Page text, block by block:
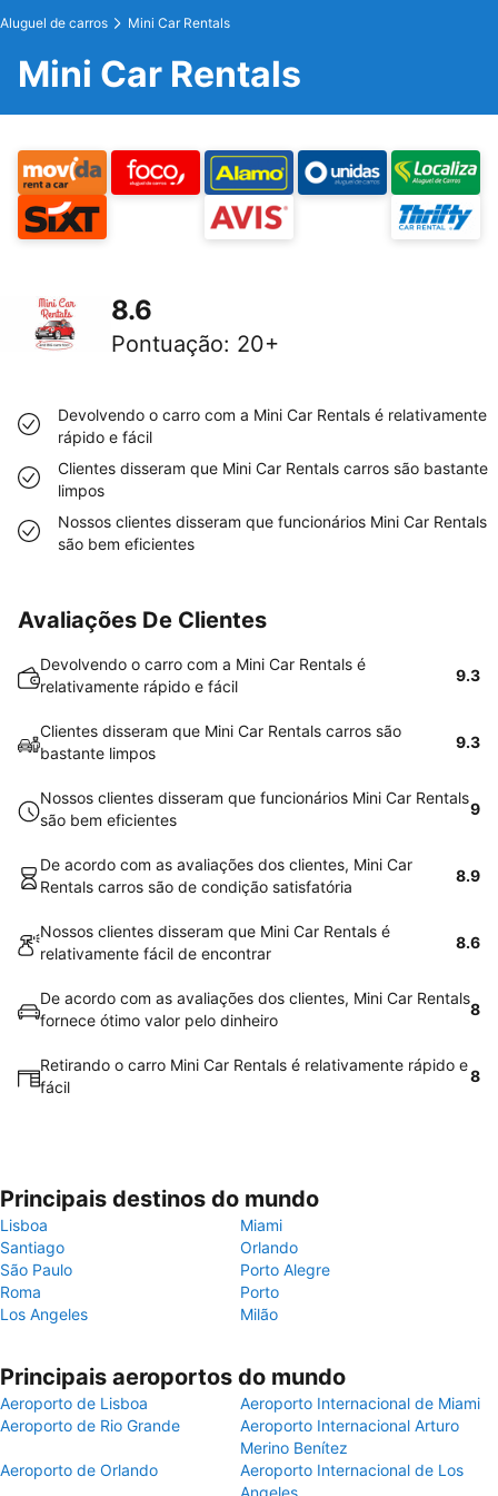
Aluguel de carros Mini Car Rentals
Mini Car Rentals
8.6
Pontuação: 20+
Devolvendo o carro com a Mini Car Rentals é relativamente
rápido e fácil
Clientes disseram que Mini Car Rentals carros são bastante
limpos
Nossos clientes disseram que funcionários Mini Car Rentals
são bem eficientes
Avaliações De Clientes
Devolvendo o carro com a Mini Car Rentals é
relativamente rápido e fácil
9.3
Clientes disseram que Mini Car Rentals carros são
bastante limpos
9.3
Nossos clientes disseram que funcionários Mini Car Rentals
são bem eficientes
9
De acordo com as avaliações dos clientes, Mini Car
Rentals carros são de condição satisfatória
8.9
Nossos clientes disseram que Mini Car Rentals é
relativamente fácil de encontrar
8.6
De acordo com as avaliações dos clientes, Mini Car Rentals
fornece ótimo valor pelo dinheiro
8
Retirando o carro Mini Car Rentals é relativamente rápido e
fácil
8
Principais destinos do mundo
Lisboa
Miami
Santiago
Orlando
São Paulo
Porto Alegre
Roma
Porto
Los Angeles
Milão
Principais aeroportos do mundo
Aeroporto de Lisboa
Aeroporto Internacional de Miami
Aeroporto de Rio Grande
Aeroporto Internacional Arturo
Merino Benítez
Aeroporto de Orlando
Aeroporto Internacional de Los
Angeles